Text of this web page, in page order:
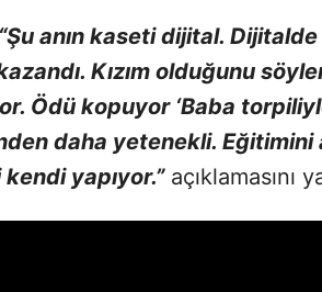
“Şu anın kaseti dijital.
Kızım olduğunu
Ödü kopuyor ‘Baba
daha yetenekli. Eğitimini
yapıyor.”açıklamasını